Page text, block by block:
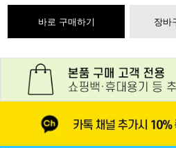
바로 구매하기 장바